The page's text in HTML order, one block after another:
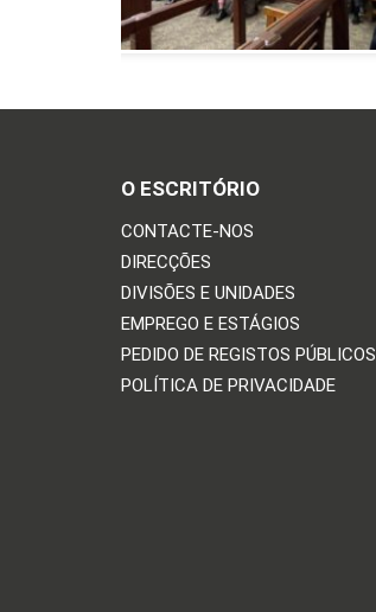
O ESCRITÓRIO
CONTACTE-NOS
DIRECÇÕES
DIVISÕES E UNIDADES
EMPREGO E ESTÁGIOS
PEDIDO DE REGISTOS PÚBLICOS
POLÍTICA DE PRIVACIDADE